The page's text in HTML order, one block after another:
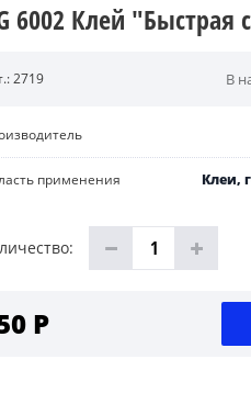
6002 Клей "Быстрая
2719 В
применения
Клеи,
Р